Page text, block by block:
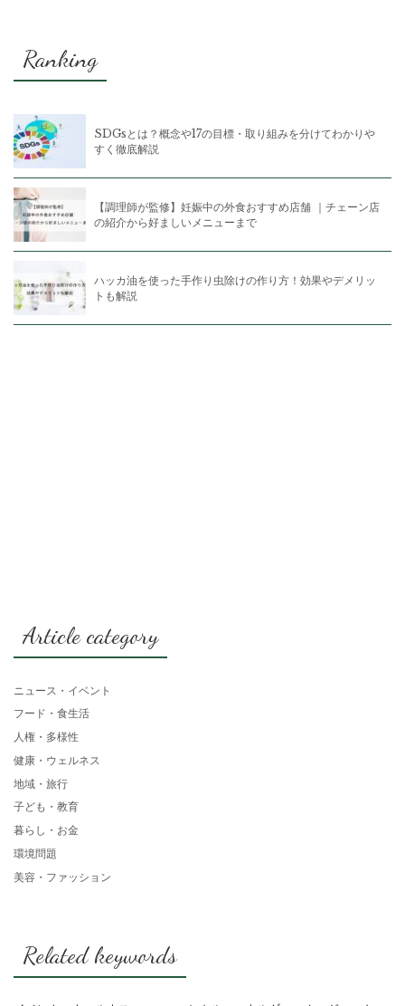
Ranking
SDGsとは？概念や17の目標・取り組みを分けてわかりや
すく徹底解説
【調理師が監修】妊娠中の外食おすすめ店舗 ｜チェーン店
の紹介から好ましいメニューまで
ハッカ油を使った手作り虫除けの作り方！効果やデメリッ
トも解説
Article category
ニュース・イベント
フード・食生活
人権・多様性
健康・ウェルネス
地域・旅行
子ども・教育
暮らし・お金
環境問題
美容・ファッション
Related keywords